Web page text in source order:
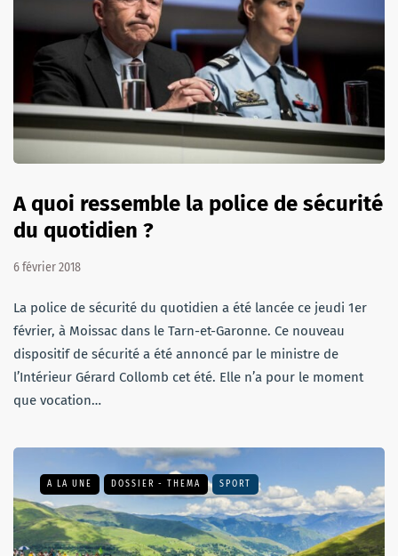
A quoi ressemble la police de sécurité
du quotidien ?
6 février 2018
La police de sécurité du quotidien a été lancée ce jeudi 1er
février, à Moissac dans le Tarn-et-Garonne. Ce nouveau
dispositif de sécurité a été annoncé par le ministre de
l’Intérieur Gérard Collomb cet été. Elle n’a pour le moment
que vocation…
A LA UNE DOSSIER - THEMA SPORT